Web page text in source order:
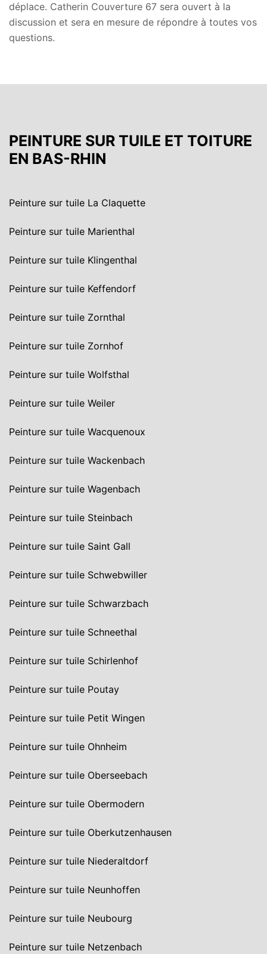
déplace. Catherin Couverture 67 sera ouvert à la
discussion et sera en mesure de répondre à toutes vos
questions.
PEINTURE SUR TUILE ET TOITURE
EN BAS-RHIN
Peinture sur tuile La Claquette
Peinture sur tuile Marienthal
Peinture sur tuile Klingenthal
Peinture sur tuile Keffendorf
Peinture sur tuile Zornthal
Peinture sur tuile Zornhof
Peinture sur tuile Wolfsthal
Peinture sur tuile Weiler
Peinture sur tuile Wacquenoux
Peinture sur tuile Wackenbach
Peinture sur tuile Wagenbach
Peinture sur tuile Steinbach
Peinture sur tuile Saint Gall
Peinture sur tuile Schwebwiller
Peinture sur tuile Schwarzbach
Peinture sur tuile Schneethal
Peinture sur tuile Schirlenhof
Peinture sur tuile Poutay
Peinture sur tuile Petit Wingen
Peinture sur tuile Ohnheim
Peinture sur tuile Oberseebach
Peinture sur tuile Obermodern
Peinture sur tuile Oberkutzenhausen
Peinture sur tuile Niederaltdorf
Peinture sur tuile Neunhoffen
Peinture sur tuile Neubourg
Peinture sur tuile Netzenbach